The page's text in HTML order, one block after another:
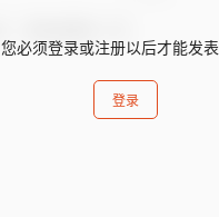
您必须登录或注册以后才能发
登录